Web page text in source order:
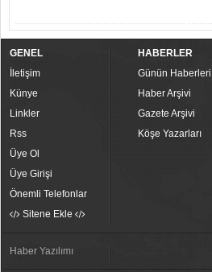
GENEL
İletişim
Künye
Linkler
Rss
Üye Ol
Üye Girişi
Önemli Telefonlar
Sitene Ekle
HABERLER
Günün Haberleri
Haber Arşivi
Gazete Arşivi
Köşe Yazarları
Haber Yazılımı